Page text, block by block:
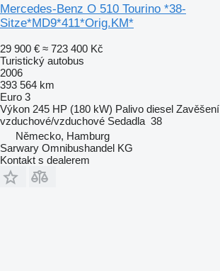
Mercedes-Benz O 510 Tourino *38-
Sitze*MD9*411*Orig.KM*
29 900 € ≈ 723 400 Kč
Turistický autobus
2006
393 564 km
Euro 3
Výkon 245 HP (180 kW) Palivo diesel Zavěšení
vzduchové/vzduchové Sedadla 38
Německo, Hamburg
Sarwary Omnibushandel KG
Kontakt s dealerem